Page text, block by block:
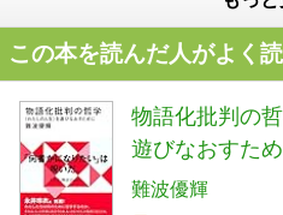
この本を読んだ人がよく
物語化批判の
遊びなおすた
2782)
難波優輝